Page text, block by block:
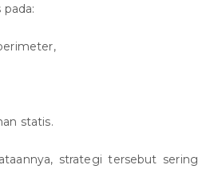
statis.
strategi tersebut sering